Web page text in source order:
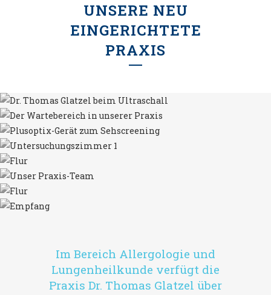
UNSERE NEU
EINGERICHTETE
PRAXIS
Im Bereich Allergologie und
Lungenheilkunde verfügt die
Praxis Dr. Thomas Glatzel über